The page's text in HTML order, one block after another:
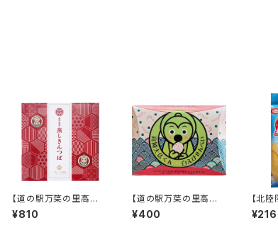
【道の駅万葉の里高岡
限定】 越中銘菓 蒸
しきんつば
¥810
【道の駅万葉の里高岡
限定】 高岡大仏くん白
えびせんべい
¥400
【北
ター
g
¥216